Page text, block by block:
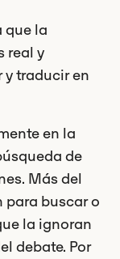
que la
real y
y traducir en
en la
de
Más del
para buscar o
la ignoran
debate. Por